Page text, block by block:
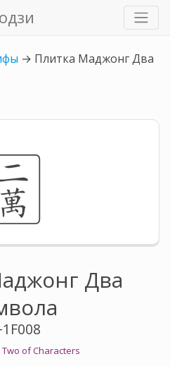
→ Плитка Маджонг Два
Два
of Characters